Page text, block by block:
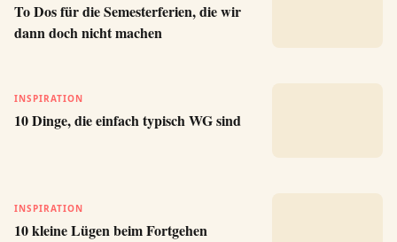
To Dos für die Semesterferien, die wir
dann doch nicht machen
INSPIRATION
10 Dinge, die einfach typisch WG sind
INSPIRATION
10 kleine Lügen beim Fortgehen